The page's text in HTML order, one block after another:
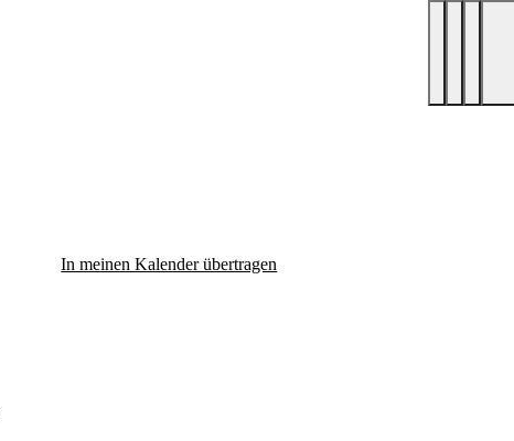
In meinen Kalender übertragen